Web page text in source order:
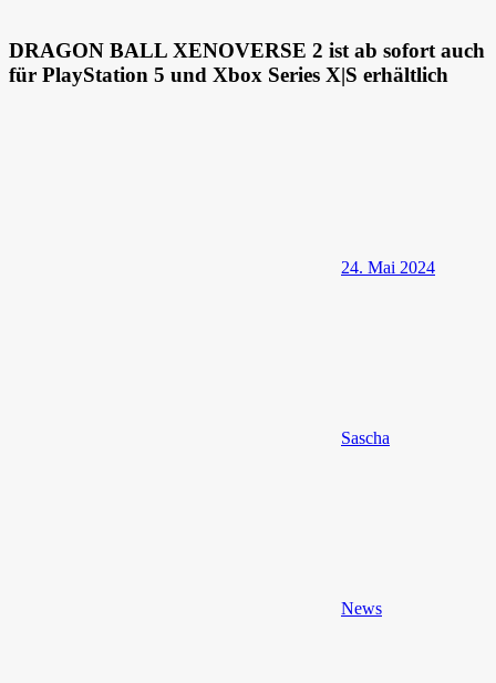
DRAGON BALL XENOVERSE 2 ist ab sofort auch
für PlayStation 5 und Xbox Series X|S erhältlich
24. Mai 2024
Sascha
News